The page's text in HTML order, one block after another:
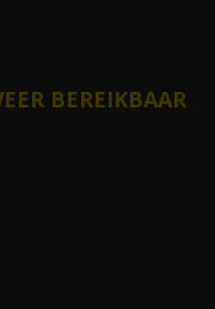
BEREIKBAAR